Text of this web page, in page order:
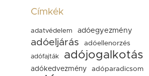
Címkék
adatvédelem adóegyezmény
adóeljárás adóellenorzés
adófajták adójogalkotás
adókedvezmény adóparadicsom